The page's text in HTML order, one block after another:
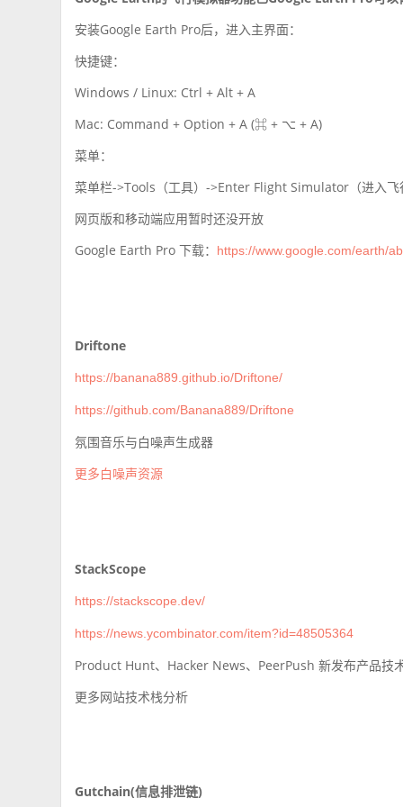
安装Google Earth Pro后，进入主界面：
快捷键：
Windows / Linux: Ctrl + Alt + A
Mac: Command + Option + A (⌘ + ⌥ + A)
菜单：
菜单栏->Tools（工具）->Enter Flight Simulator（进入飞
网页版和移动端应用暂时还没开放
Google Earth Pro 下载：
https://www.google.com/earth/
Driftone
https://banana889.github.io/Driftone/
https://github.com/Banana889/Driftone
氛围音乐与白噪声生成器
更多白噪声资源
StackScope
https://stackscope.dev/
https://news.ycombinator.com/item?id=48505364
Product Hunt、Hacker News、PeerPush 新发布产品技
更多网站技术栈分析
Gutchain(信息排泄链)